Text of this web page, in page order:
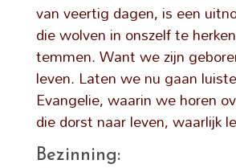
van veertig dagen, is een
die wolven in onszelf te
temmen. Want we zijn
leven. Laten we nu gaan
Evangelie, waarin we horen
die dorst naar leven, waarlijk
Bezinning: